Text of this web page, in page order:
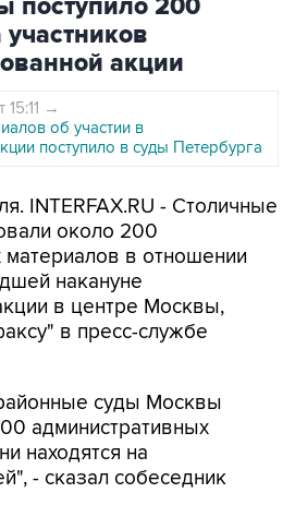
поступило 200
акции
→
об участии в
поступило в суды Петербурга
INTERFAX.RU - Столичные
около 200
материалов в отношении
накануне
в центре Москвы,
в пресс-службе
суды Москвы
административных
находятся на
- сказал собеседник